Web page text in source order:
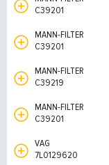
C39201
MANN-FILTER
C39201
MANN-FILTER
C39219
MANN-FILTER
C39201
VAG
7L0129620